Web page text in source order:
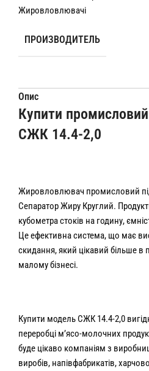
Жировловлювачі
ПРОИЗВОДИТЕЛЬ
Опис
Купити
СЖК 14.4-2,0
Жировловлювач промисловий
Сепаратор Жиру Круглий.
кубометра стоків на годину,
Це ефективна система, що має
скидання, який цікавий більше в
малому бізнесі.
Купити модель СЖК 14.4-2,0
переробці м’ясо-молочних
буде цікаво компаніям з
виробів, напівфабрикатів,